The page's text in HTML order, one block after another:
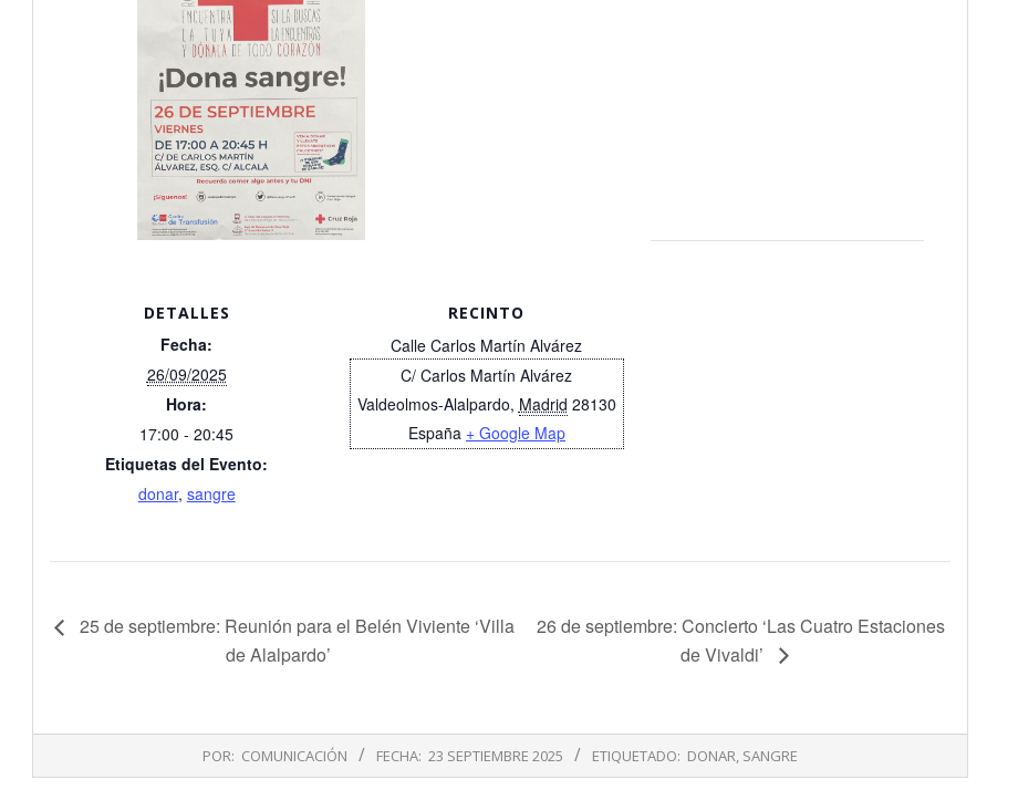
DETALLES
Fecha:
26/09/2025
Hora:
17:00 - 20:45
Etiquetas del Evento:
donar, sangre
RECINTO
Calle Carlos Martín Alvárez
C/ Carlos Martín Alvárez
Valdeolmos-Alalpardo, Madrid 28130
España + Google Map
25 de septiembre: Reunión para el Belén Viviente ‘Villa
de Alalpardo’
26 de septiembre: Concierto ‘Las Cuatro Estaciones
de Vivaldi’
POR: COMUNICACIÓN FECHA: 23 SEPTIEMBRE 2025 ETIQUETADO: DONAR, SANGRE